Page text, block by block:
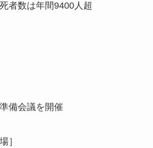
者数は年間9400人超
備会議を開催
］